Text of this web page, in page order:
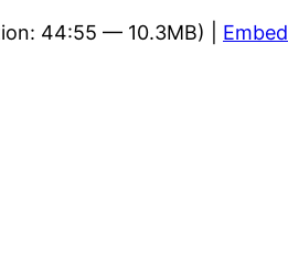
44:55 — 10.3MB) | Embed